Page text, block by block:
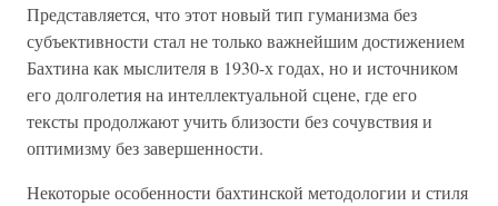
Представляется, что этот новый тип гуманизма без
субъективности стал не только важнейшим достижением
Бахтина как мыслителя в 1930-х годах, но и источником
его долголетия на интеллектуальной сцене, где его
тексты продолжают учить близости без сочувствия и
оптимизму без завершенности.
Некоторые особенности бахтинской методологии и стиля